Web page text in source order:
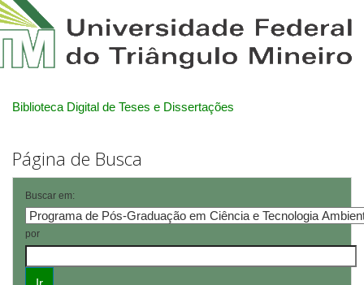
Biblioteca Digital de Teses e Dissertações
Página de Busca
Buscar em:
por